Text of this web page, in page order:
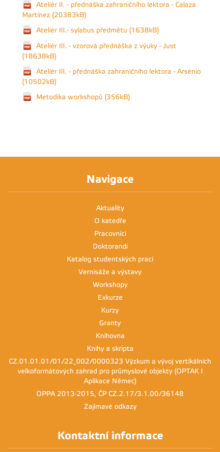
Ateliér II. - přednáška zahraničního lektora - Calaza
Martínez (20383kB)
Ateliér III.- sylabus předmětu (1638kB)
Ateliér III. - vzorová přednáška z výuky - Just
(18638kB)
Ateliér III. - přednáška zahraničního lektora - Arsénio
(10502kB)
Metodika workshopů (356kB)
Navigace
Aktuality
O katedře
Pracovníci
Doktorandi
Katalog studentských prací
Vernisáže a výstavy
Workshopy
Exkurze
Kurzy
Granty
Knihovna
Knihy a skripta
CZ.01.01.01/01/22_002/0000323 Výzkum a vývoj vertikálních
velkoformátových zahrad pro průmyslové objekty (OPTAK I
Aplikace Němec)
OPPA 2013-2015, ČP CZ.2.17/3.1.00/36148
Zajímavé odkazy
Kontaktní informace